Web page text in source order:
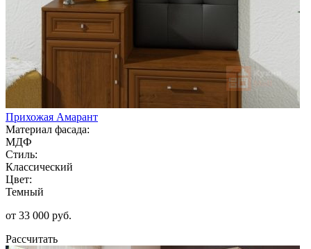
Прихожая Амарант
Материал фасада:
МДФ
Стиль:
Классический
Цвет:
Темный
от 33 000 руб.
Рассчитать